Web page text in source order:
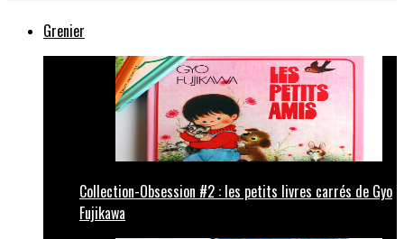
Grenier
Collection-Obsession #2 : les petits livres carrés de Gyo
Fujikawa